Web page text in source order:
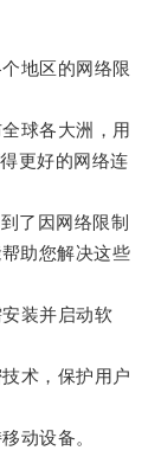
地区的网络限
球各大洲，用
更好的网络连
了因网络限制
助您解决这些
装并启动软
术，保护用户
动设备。